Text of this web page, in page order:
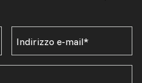
Indirizzo e-mail*